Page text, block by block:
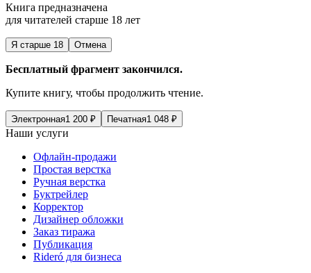
Книга предназначена
для читателей старше 18 лет
Я старше 18 Отмена
Бесплатный фрагмент закончился.
Купите книгу, чтобы продолжить чтение.
Электронная1 200 ₽ Печатная1 048 ₽
Наши услуги
Офлайн-продажи
Простая верстка
Ручная верстка
Буктрейлер
Корректор
Дизайнер обложки
Заказ тиража
Публикация
Rideró для бизнеса